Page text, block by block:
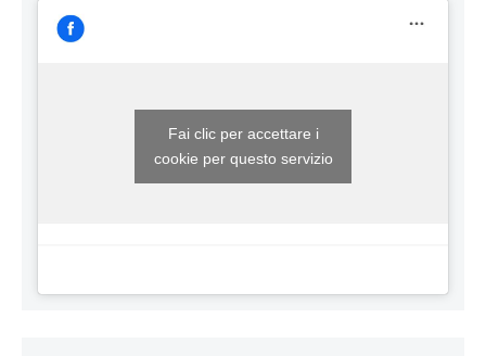
Fai clic per accettare i
cookie per questo servizio